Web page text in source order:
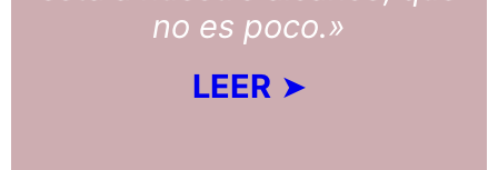
no es poco.»
LEER ➤